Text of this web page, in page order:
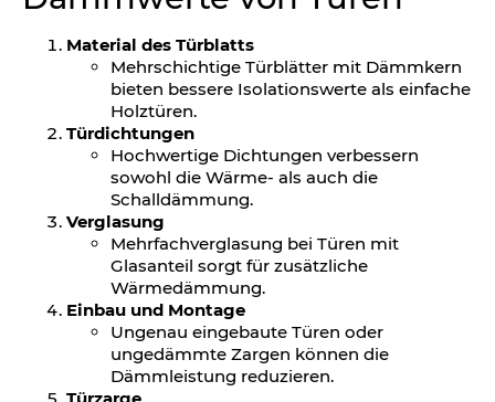
Material des Türblatts
Mehrschichtige Türblätter mit Dämmkern
bieten bessere Isolationswerte als einfache
Holztüren.
Türdichtungen
Hochwertige Dichtungen verbessern
sowohl die Wärme- als auch die
Schalldämmung.
Verglasung
Mehrfachverglasung bei Türen mit
Glasanteil sorgt für zusätzliche
Wärmedämmung.
Einbau und Montage
Ungenau eingebaute Türen oder
ungedämmte Zargen können die
Dämmleistung reduzieren.